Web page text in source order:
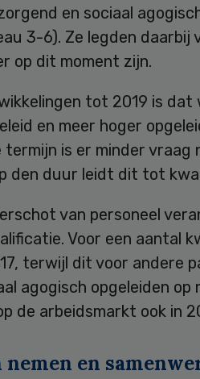
en sociaal
3-6). Ze legden daarbij
op dit moment zijn.
tot 2019 is
en meer hoger
termijn is er minder vraag
den duur leidt dit tot
van personeel
Voor een aantal
terwijl dit voor andere
agogisch opgeleiden op
de arbeidsmarkt ook in
en